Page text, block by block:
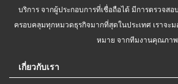
บริการ จากผู้ประกอบการที่เชื่อถือได้ มีการตรวจส
ครอบคลุมทุกหมวดธุรกิจมากที่สุดในประเทศ เราจะ
หมาย จากทีมงานคุณภาพ
เกี่ยวกับเรา